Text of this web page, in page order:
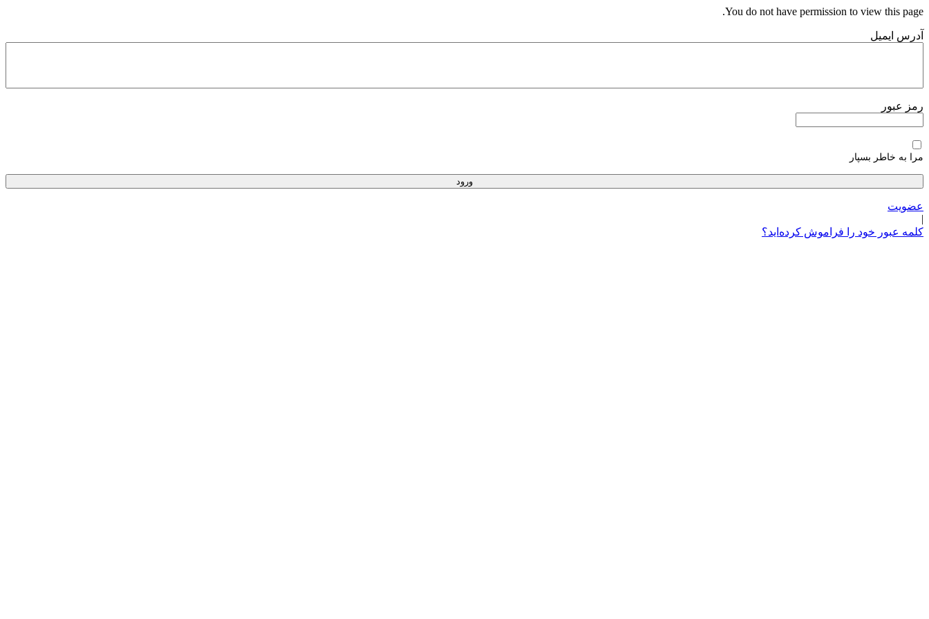
پرش
محتوا
You do not have permission to view this page.
آدرس ایمیل
رمز عبور
مرا به خاطر بسپار
عضویت
|
کلمه عبور خود را فراموش کرده‌اید؟